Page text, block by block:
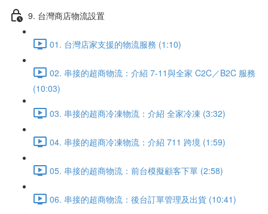
9. 台灣商店物流設置
01. 台灣店家支援的物流服務 (1:10)
02. 串接的超商物流：介紹 7-11與全家 C2C／B2C 服務
(10:03)
03. 串接的超商冷凍物流：介紹 全家冷凍 (3:32)
04. 串接的超商冷凍物流：介紹 711 跨境 (1:59)
05. 串接的超商物流：前台模擬顧客下單 (2:58)
06. 串接的超商物流：後台訂單管理及出貨 (10:41)